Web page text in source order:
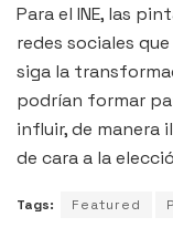
Para el INE, las
redes sociales
siga la
podrían formar
influir, de manera
de cara a la
Tags: Featured